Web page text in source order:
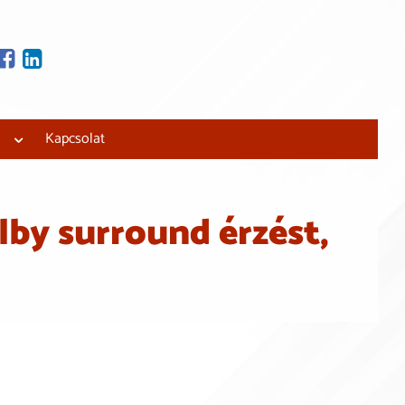
Kapcsolat
surround érzést,
lakásfelújítási
és beépítjük!